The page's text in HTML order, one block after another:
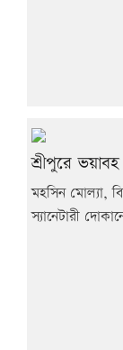
শ্রীপুরে
মহসিন মোল্যা,
স্যানেটারী